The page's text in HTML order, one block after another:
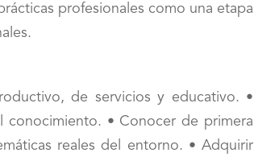
profesionales como una etapa
de servicios y educativo. •
conocimiento. • Conocer de primera
reales del entorno. • Adquirir